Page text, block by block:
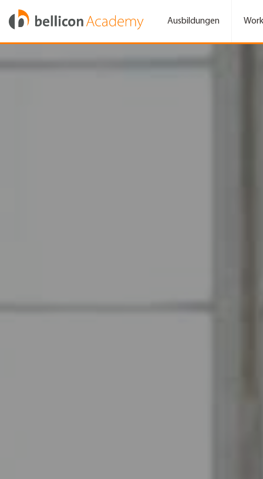
Ausbildungen